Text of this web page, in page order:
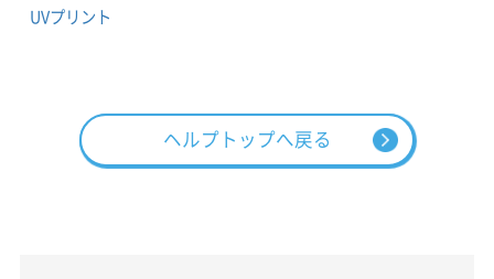
UVプリント
ヘルプトップへ戻る